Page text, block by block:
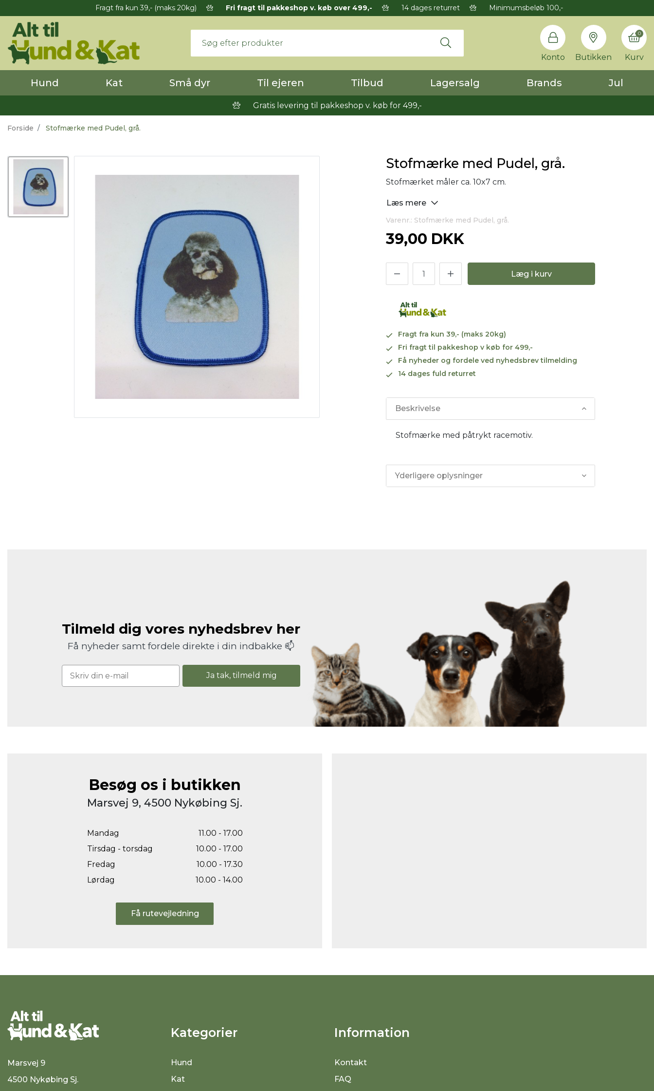
Fragt fra kun 39,- (maks 20kg) Fri fragt til pakkeshop v. køb over 499,- 14 dages returret Minimumsbeløb 100,-
Konto Butikken Kurv
0
Hund Kat Små dyr Til ejeren Tilbud Lagersalg Brands Jul
Gratis levering til pakkeshop v. køb for 499,-
Forside Stofmærke med Pudel, grå.
Stofmærke med Pudel, grå.
Stofmærket måler ca. 10x7 cm.
Læs mere
Varenr.: Stofmærke med Pudel, grå.
39,00 DKK
Læg i kurv
Fragt fra kun 39,- (maks 20kg)
Fri fragt til pakkeshop v køb for 499,-
Få nyheder og fordele ved nyhedsbrev tilmelding
14 dages fuld returret
Beskrivelse
Stofmærke med påtrykt racemotiv.
Yderligere oplysninger
Tilmeld dig vores nyhedsbrev her
Få nyheder samt fordele direkte i din indbakke 📫
Ja tak, tilmeld mig
Besøg os i butikken
Marsvej 9, 4500 Nykøbing Sj.
Mandag
11.00 - 17.00
Tirsdag - torsdag
10.00 - 17.00
Fredag
10.00 - 17.30
Lørdag
10.00 - 14.00
Få rutevejledning
Marsvej 9
4500 Nykøbing Sj.
Kategorier
Hund
Kat
Information
Kontakt
FAQ